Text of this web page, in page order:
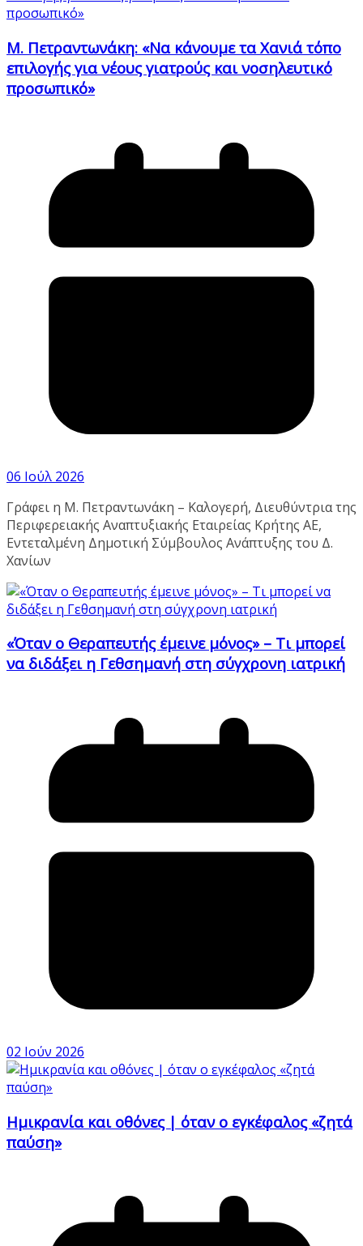
Μ. Πετραντωνάκη: «Να κάνουμε τα Χανιά τόπο
επιλογής για νέους γιατρούς και νοσηλευτικό
προσωπικό»
06 Ιούλ 2026
Γράφει η Μ. Πετραντωνάκη – Καλογερή, Διευθύντρια της
Περιφερειακής Αναπτυξιακής Εταιρείας Κρήτης ΑΕ,
Εντεταλμένη Δημοτική Σύμβουλος Ανάπτυξης του Δ.
Χανίων
«Όταν ο Θεραπευτής έμεινε μόνος» – Τι μπορεί
να διδάξει η Γεθσημανή στη σύγχρονη ιατρική
02 Ιούν 2026
Ημικρανία και οθόνες | όταν ο εγκέφαλος «ζητά
παύση»